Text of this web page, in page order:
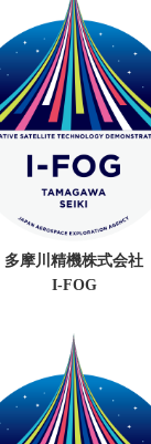
多摩川精機株式会社
I-FOG